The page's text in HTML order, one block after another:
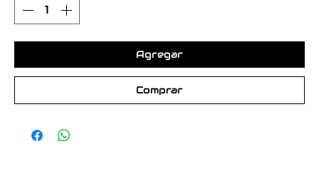
Agregar
Comprar